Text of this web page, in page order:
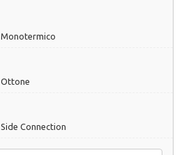
Monotermico
Ottone
Side Connection